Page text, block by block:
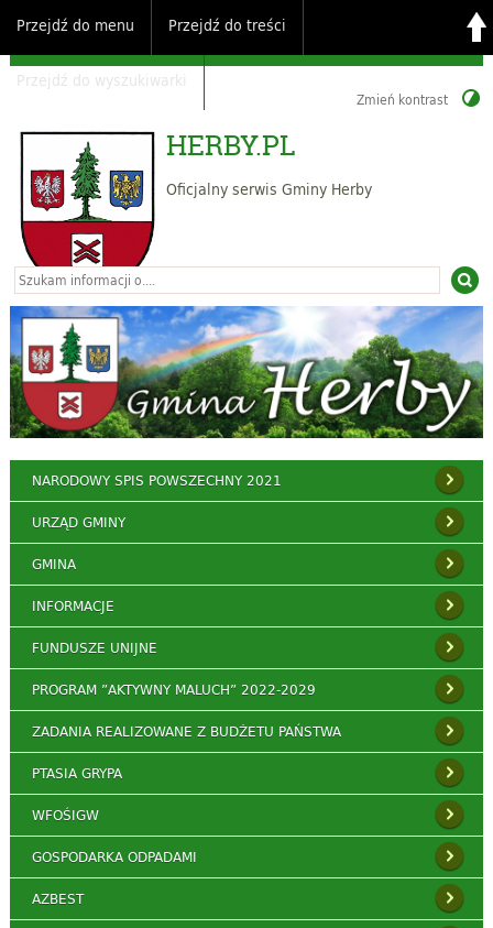
Przejdź do menu Przejdź do treści
Przejdź do wyszukiwarki
Zmień kontrast
HERBY.PL
Oficjalny serwis Gminy Herby
NARODOWY SPIS POWSZECHNY 2021
URZĄD GMINY
GMINA
INFORMACJE
FUNDUSZE UNIJNE
PROGRAM ”AKTYWNY MALUCH” 2022-2029
ZADANIA REALIZOWANE Z BUDŻETU PAŃSTWA
PTASIA GRYPA
WFOŚIGW
GOSPODARKA ODPADAMI
AZBEST